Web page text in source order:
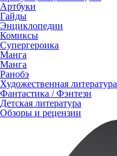
Артбуки
Гайды
Энциклопедии
Комиксы
Супергероика
Манга
Манга
Ранобэ
Художественная литература
Фантастика / Фэнтези
Детская литература
Обзоры и рецензии